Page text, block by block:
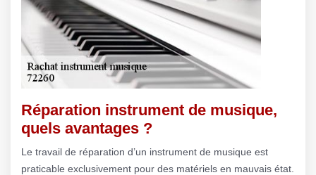
Réparation instrument de musique,
quels avantages ?
Le travail de réparation d’un instrument de musique est
praticable exclusivement pour des matériels en mauvais état.